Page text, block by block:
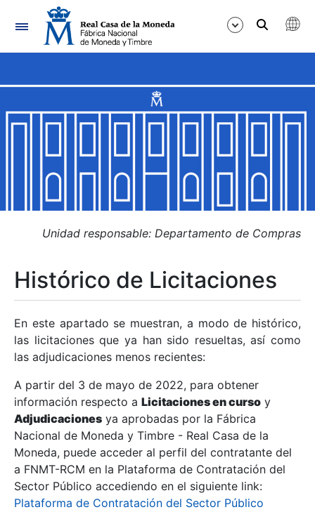
Navegación
Mostrar/Ocultar
Mostrar/Ocultar
Mostrar/Ocultar
Mostrar/Ocultar
Mostrar/Ocultar
Mostrar/Ocultar
Unidad responsable: Departamento de Compras
Histórico de Licitaciones
En este apartado se muestran, a modo de histórico,
las licitaciones que ya han sido resueltas, así como
las adjudicaciones menos recientes:
A partir del 3 de mayo de 2022, para obtener
información respecto a Licitaciones en curso y
Adjudicaciones ya aprobadas por la Fábrica
Nacional de Moneda y Timbre - Real Casa de la
Moneda, puede acceder al perfil del contratante del
a FNMT-RCM en la Plataforma de Contratación del
Sector Público accediendo en el siguiente link:
Plataforma de Contratación del Sector Público